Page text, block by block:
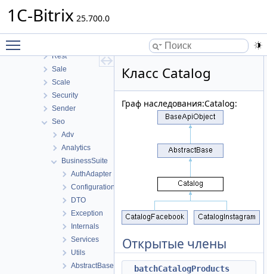
1C-Bitrix 25.700.0
Photogallery
Rest
Sale
Scale
Security
Sender
Seo
Adv
Analytics
BusinessSuite
AuthAdapter
Configuration
DTO
Exception
Internals
Services
Utils
AbstractBase
Класс Catalog
Граф наследования:Catalog:
Открытые члены
batchCatalogProducts